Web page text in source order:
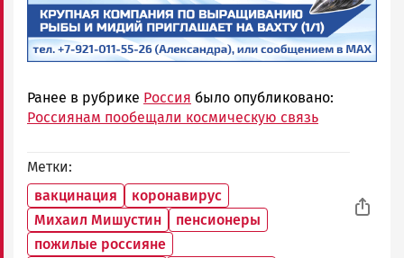
Ранее в рубрике Россия было опубликовано:
Россиянам пообещали космическую связь
Метки
вакцинация
коронавирус
Михаил Мишустин
пенсионеры
пожилые россияне